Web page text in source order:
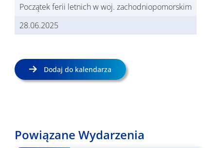
Początek ferii letnich w woj. zachodniopomorskim
28.06.2025
Dodaj do kalendarza
Powiązane Wydarzenia